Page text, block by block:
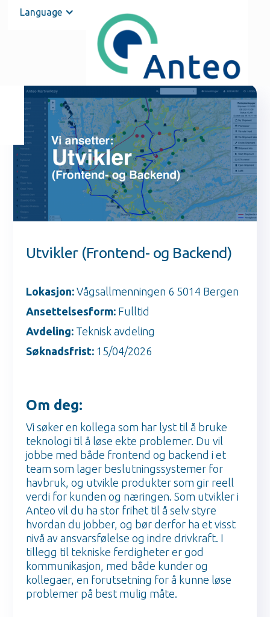
Language
Utvikler (Frontend- og Backend)
Lokasjon:Vågsallmenningen 6 5014 Bergen
Ansettelsesform:Fulltid
Avdeling:Teknisk avdeling
Søknadsfrist:15/04/2026
Om deg:
Vi søker en kollega som har lyst til å bruke
teknologi til å løse ekte problemer. Du vil
jobbe med både frontend og backend i et
team som lager beslutningssystemer for
havbruk, og utvikle produkter som gir reell
verdi for kunden og næringen. Som utvikler i
Anteo vil du ha stor frihet til å selv styre
hvordan du jobber, og bør derfor ha et visst
nivå av ansvarsfølelse og indre drivkraft. I
tillegg til tekniske ferdigheter er god
kommunikasjon, med både kunder og
kollegaer, en forutsetning for å kunne løse
problemer på best mulig måte.